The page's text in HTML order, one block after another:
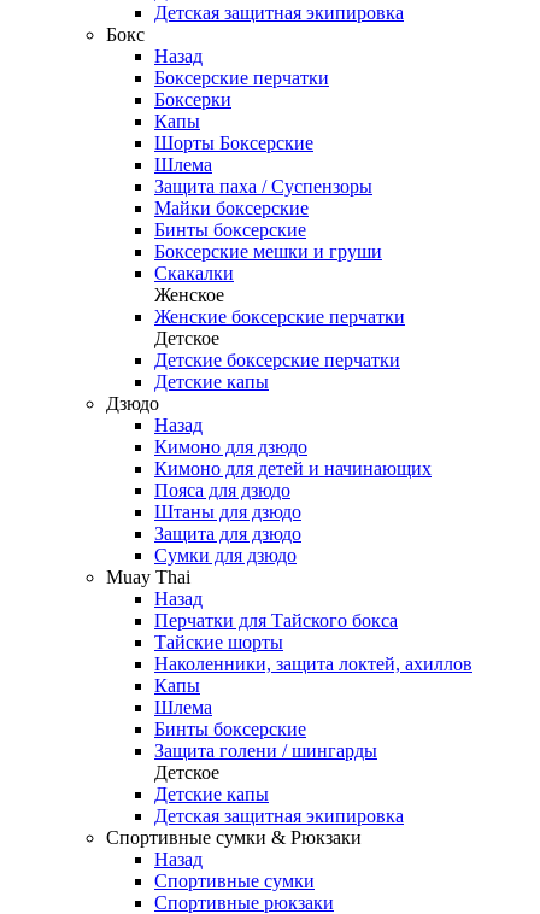
Детская защитная экипировка
Бокс
Назад
Боксерские перчатки
Боксерки
Капы
Шорты Боксерские
Шлема
Защита паха / Суспензоры
Майки боксерские
Бинты боксерские
Боксерские мешки и груши
Скакалки
Женское
Женские боксерские перчатки
Детское
Детские боксерские перчатки
Детские капы
Дзюдо
Назад
Кимоно для дзюдо
Кимоно для детей и начинающих
Пояса для дзюдо
Штаны для дзюдо
Защита для дзюдо
Сумки для дзюдо
Muay Thai
Назад
Перчатки для Тайского бокса
Тайские шорты
Наколенники, защита локтей, ахиллов
Капы
Шлема
Бинты боксерские
Защита голени / шингарды
Детское
Детские капы
Детская защитная экипировка
Спортивные сумки & Рюкзаки
Назад
Спортивные сумки
Спортивные рюкзаки